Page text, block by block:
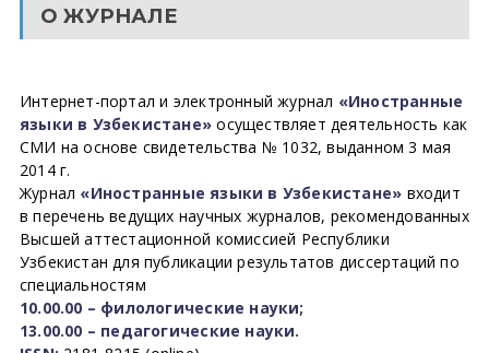
О ЖУРНАЛЕ
Интернет-портал и электронный журнал «Иностранные
языки в Узбекистане» осуществляет деятельность как
СМИ на основе свидетельства № 1032, выданном 3 мая
2014 г.
Журнал «Иностранные языки в Узбекистане» входит
в перечень ведущих научных журналов, рекомендованных
Высшей аттестационной комиссией Республики
Узбекистан для публикации результатов диссертаций по
специальностям
10.00.00 – филологические науки;
13.00.00 – педагогические науки.